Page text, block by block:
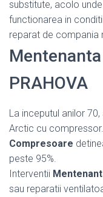
substitute, acolo
functionarea in
reparat de compania
PRAHOVA
La inceputul anilor
Arctic cu
Compresoare
peste 95%.
Interventii
sau reparatii